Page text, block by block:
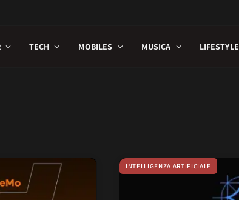
TECH MOBILES MUSICA LIFESTYLE
INTELLIGENZA ARTIFICIALE